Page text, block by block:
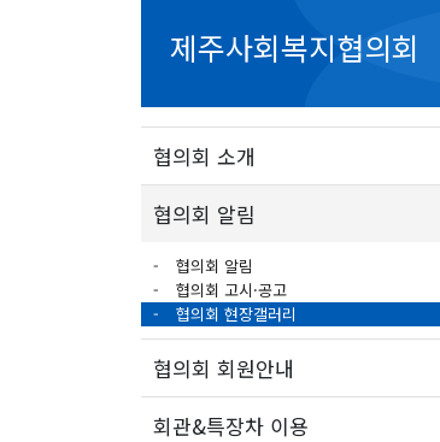
제주사회복지협의회
협의회 소개
협의회 알림
협의회 알림
협의회 고시·공고
협의회 현장갤러리
협의회 회원안내
회관&특장차 이용